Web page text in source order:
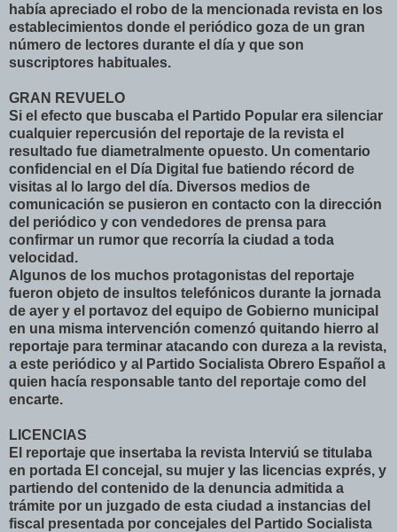
había apreciado el robo de la mencionada revista en los
establecimientos donde el periódico goza de un gran
número de lectores durante el día y que son
suscriptores habituales.
GRAN REVUELO
Si el efecto que buscaba el Partido Popular era silenciar
cualquier repercusión del reportaje de la revista el
resultado fue diametralmente opuesto. Un comentario
confidencial en el Día Digital fue batiendo récord de
visitas al lo largo del día. Diversos medios de
comunicación se pusieron en contacto con la dirección
del periódico y con vendedores de prensa para
confirmar un rumor que recorría la ciudad a toda
velocidad.
Algunos de los muchos protagonistas del reportaje
fueron objeto de insultos telefónicos durante la jornada
de ayer y el portavoz del equipo de Gobierno municipal
en una misma intervención comenzó quitando hierro al
reportaje para terminar atacando con dureza a la revista,
a este periódico y al Partido Socialista Obrero Español a
quien hacía responsable tanto del reportaje como del
encarte.
LICENCIAS
El reportaje que insertaba la revista Interviú se titulaba
en portada El concejal, su mujer y las licencias exprés, y
partiendo del contenido de la denuncia admitida a
trámite por un juzgado de esta ciudad a instancias del
fiscal presentada por concejales del Partido Socialista